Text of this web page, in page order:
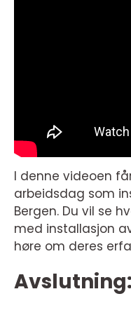
I denne videoen
arbeidsdag som
Bergen. Du vil se
med installasjon
høre om deres
Avslutning: